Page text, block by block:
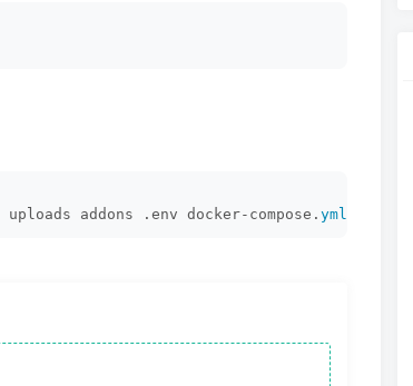
uploads addons .env docker-compose. yml